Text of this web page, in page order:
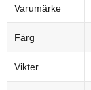
Varumärke
Färg
Vikter